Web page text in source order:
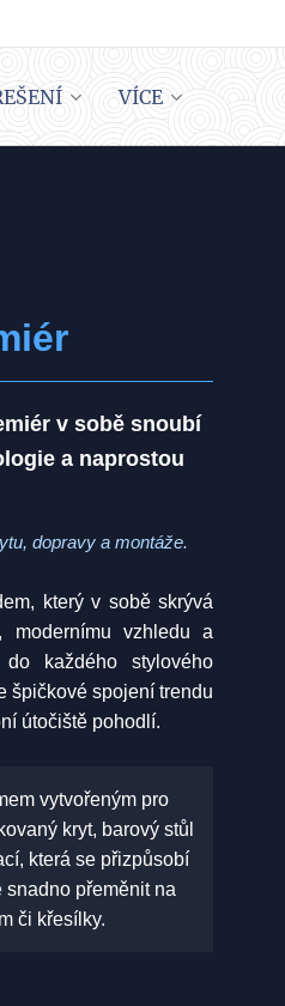
VÍCE
v sobě snoubí
a naprostou
dopravy a montáže.
který v sobě skrývá
modernímu vzhledu a
každého stylového
špičkové spojení trendu
útočiště pohodlí.
vytvořeným pro
kryt, barový stůl
která se přizpůsobí
přeměnit na
či křesílky.